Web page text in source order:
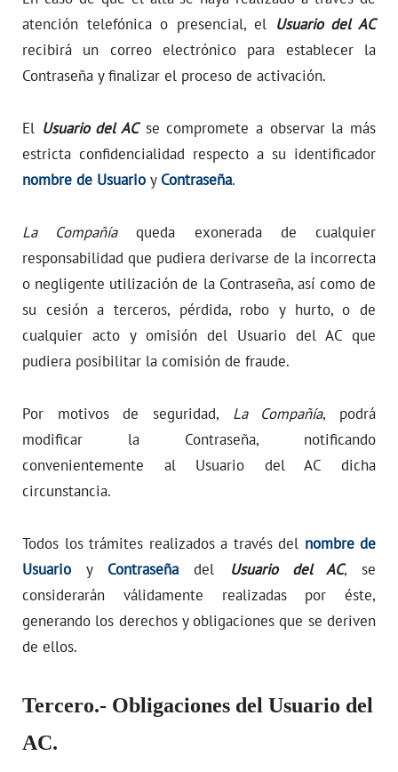
atención telefónica o presencial, el Usuario del AC
recibirá un correo electrónico para establecer la
Contraseña y finalizar el proceso de activación.
El Usuario del ACse compromete a observar la más
estricta confidencialidad respecto a su identificador
nombre de Usuario y Contraseña.
La Compañíaqueda exonerada de cualquier
responsabilidad que pudiera derivarse de la incorrecta
o negligente utilización de la Contraseña, así como de
su cesión a terceros, pérdida, robo y hurto, o de
cualquier acto y omisión del Usuario del AC que
pudiera posibilitar la comisión de fraude.
Por motivos de seguridad, La Compañía, podrá
modificar la Contraseña, notificando
convenientemente al Usuario del AC dicha
circunstancia.
Todos los trámites realizados a través del nombre de
Usuario y Contraseña del Usuario del AC, se
considerarán válidamente realizadas por éste,
generando los derechos y obligaciones que se deriven
de ellos.
Tercero.- Obligaciones del Usuario del
AC.